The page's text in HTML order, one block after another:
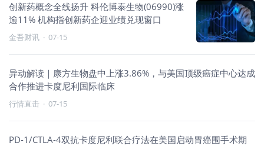
创新药概念全线扬升 科伦博泰生物(06990)涨
逾11% 机构指创新药企迎业绩兑现窗口
金吾财讯 · 07-15
异动解读｜康方生物盘中上涨3.86%，与美国顶级癌症中心达成
合作推进卡度尼利国际临床
行情直击 · 07-15
PD-1/CTLA-4双抗卡度尼利联合疗法在美国启动胃癌围手术期